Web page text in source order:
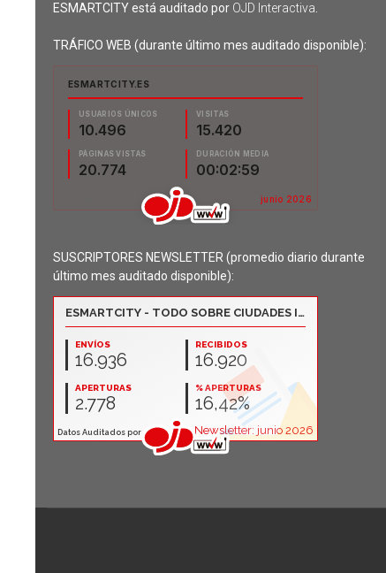
ESMARTCITY está auditado por OJD Interactiva
TRÁFICO WEB (durante último mes auditado disponible):
SUSCRIPTORES NEWSLETTER (promedio diario durante
último mes auditado disponible):